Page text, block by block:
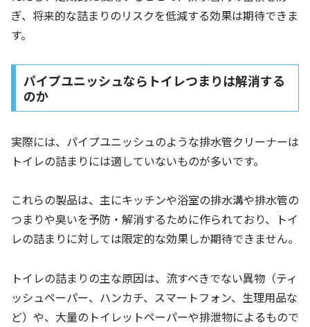
ぎ、将来的な詰まりのリスクを低減する効果は期待できま
す。
パイプユニッシュならトイレつまりは解消する
のか
実際には、パイプユニッシュのような排水管クリーナーは
トイレの詰まりには適していないものが多いです。
これらの製品は、主にキッチンや浴室の排水溝や排水管の
つまりや臭いを予防・解消するために作られており、トイ
レの詰まりに対しては限定的な効果しか期待できません。
トイレの詰まりの主な原因は、流すべきでない異物（ティ
ッシュペーパー、ハンカチ、スマートフォン、生理用品な
ど）や、大量のトイレットペーパーや排泄物によるもので